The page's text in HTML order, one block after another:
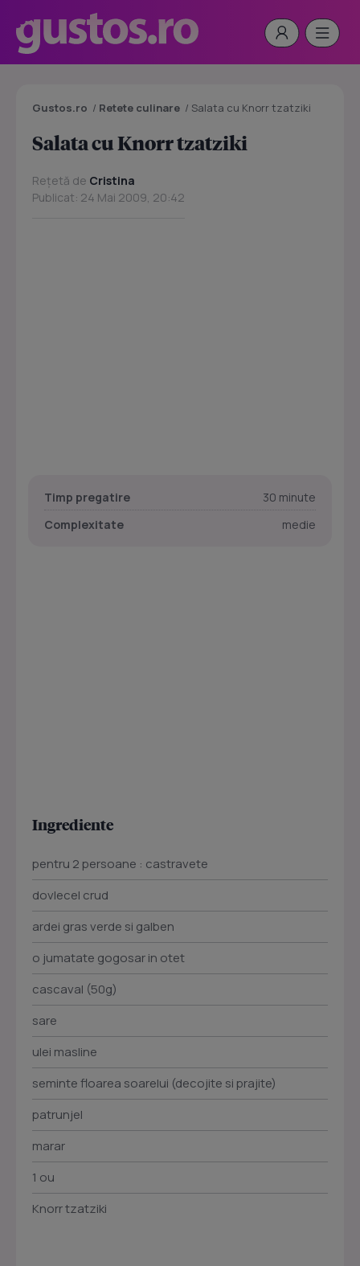
Gustos.ro / Retete culinare / Salata cu Knorr tzatziki
Salata cu Knorr tzatziki
Rețetă de Cristina
Publicat: 24 Mai 2009, 20:42
Timp pregatire
30 minute
Complexitate
medie
Ingrediente
pentru 2 persoane : castravete
dovlecel crud
ardei gras verde si galben
o jumatate gogosar in otet
cascaval (50g)
sare
ulei masline
seminte floarea soarelui (decojite si prajite)
patrunjel
marar
1 ou
Knorr tzatziki